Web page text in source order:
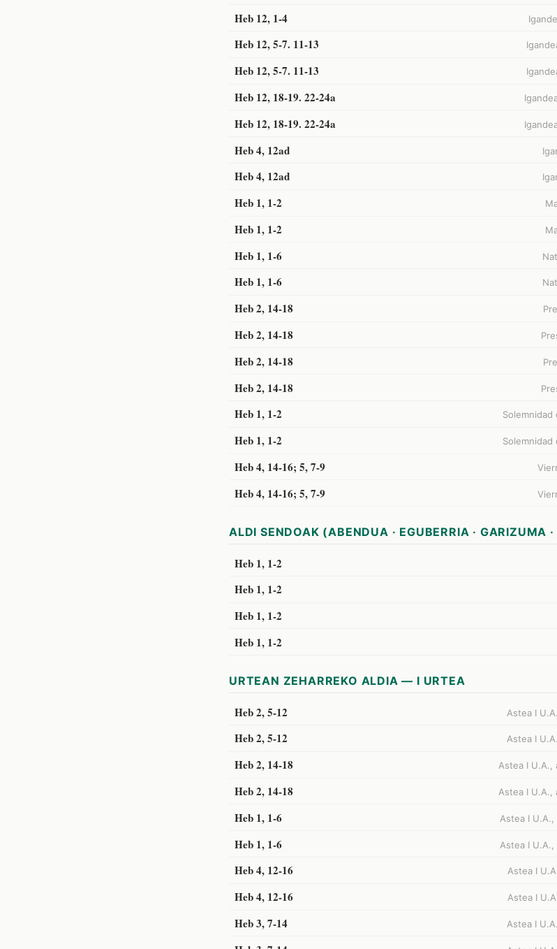
Heb 12, 1-4
Heb 12, 5-7. 11-13
Heb 12, 5-7. 11-13
Heb 12, 18-19. 22-24a
Heb 12, 18-19. 22-24a
Heb 4, 12ad
Heb 4, 12ad
Heb 1, 1-2
Heb 1, 1-2
Heb 1, 1-6
Heb 1, 1-6
Heb 2, 14-18
Heb 2, 14-18
Heb 2, 14-18
Heb 2, 14-18
Heb 1, 1-2 Solemnidad
Heb 1, 1-2 Solemnidad
Heb 4, 14-16; 5, 7-9
Heb 4, 14-16; 5, 7-9
ALDI SENDOAK (ABENDUA · EGUBERRIA · GARIZUMA
Heb 1, 1-2
Heb 1, 1-2
Heb 1, 1-2
Heb 1, 1-2
URTEAN ZEHARREKO ALDIA — I URTEA
Heb 2, 5-12 Astea I
Heb 2, 5-12 Astea I
Heb 2, 14-18 Astea I U.A.,
Heb 2, 14-18 Astea I U.A.,
Heb 1, 1-6 Astea I U.A.,
Heb 1, 1-6 Astea I U.A.,
Heb 4, 12-16 Astea I
Heb 4, 12-16 Astea I
Heb 3, 7-14 Astea I